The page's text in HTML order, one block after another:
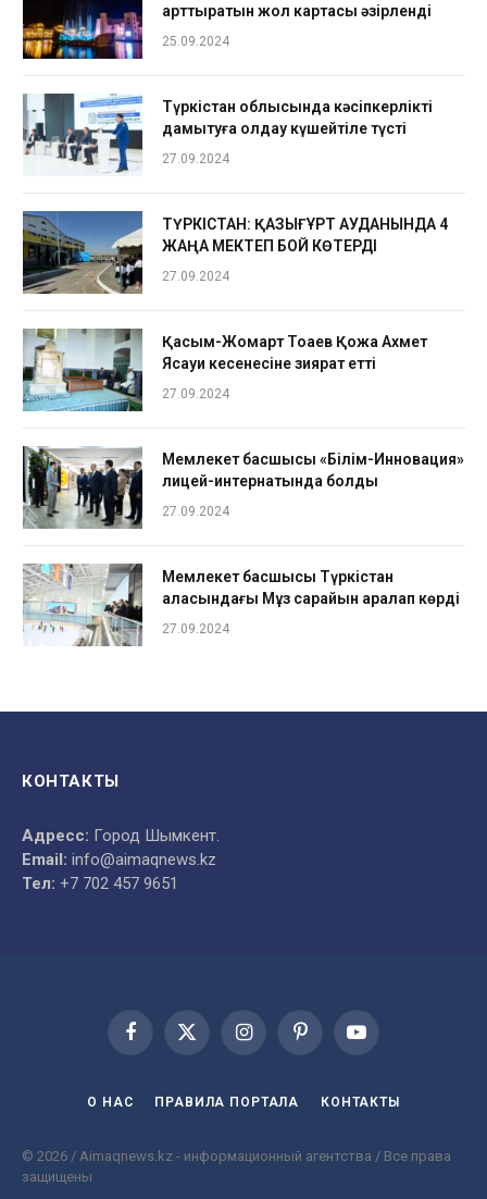
арттыратын жол картасы әзірленді
25.09.2024
Түркістан облысында кәсіпкерлікті
дамытуға қолдау күшейтіле түсті
27.09.2024
ТҮРКІСТАН: ҚАЗЫҒҰРТ АУДАНЫНДА 4
ЖАҢА МЕКТЕП БОЙ КӨТЕРДІ
27.09.2024
Қасым-Жомарт Тоқаев Қожа Ахмет
Ясауи кесенесіне зиярат етті
27.09.2024
Мемлекет басшысы «Білім-Инновация»
лицей-интернатында болды
27.09.2024
Мемлекет басшысы Түркістан
қаласындағы Мұз сарайын аралап көрді
27.09.2024
КОНТАКТЫ
Адресс: Город Шымкент.
Email: info@aimaqnews.kz
Тел: +7 702 457 9651
Facebook
X
InstagramPinterestYouTube
О НАС ПРАВИЛА ПОРТАЛА КОНТАКТЫ
© 2026 / Aimaqnews.kz - информационный агентства / Все права
защищены